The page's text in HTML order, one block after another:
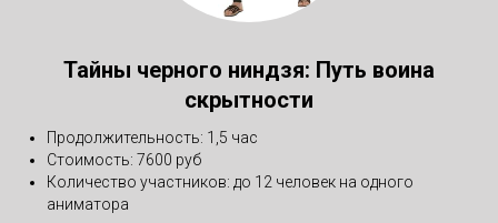
Тайны черного ниндзя: Путь воина
скрытности
Продолжительность: 1,5 час
Стоимость: 7600 руб
Количество участников: до 12 человек на одного
аниматора